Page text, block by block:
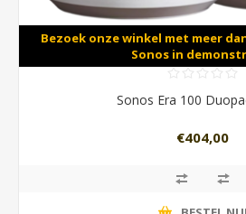
Bezoek onze winkel met meer
Sonos in
Sonos Era 100
€404,00